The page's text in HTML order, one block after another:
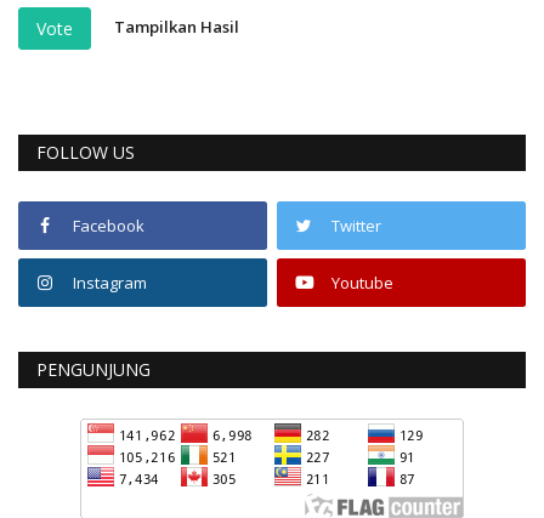
Vote Tampilkan Hasil
FOLLOW US
Facebook Twitter
Instagram Youtube
PENGUNJUNG